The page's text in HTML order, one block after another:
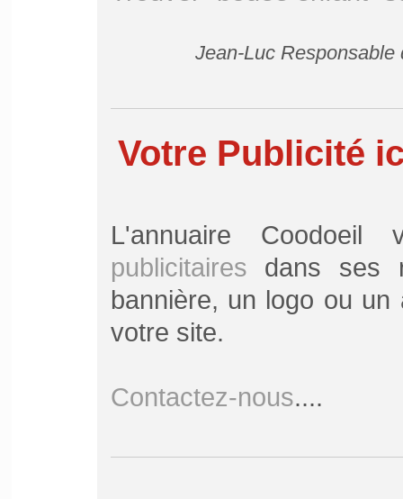
Jean-Luc
Votre Publicité
L'annuaire
publicitaires dans ses
bannière, un logo ou
votre site.
Contactez-nous....